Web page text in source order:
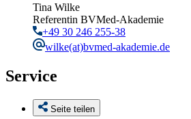
Tina Wilke
Referentin BVMed-Akademie
+49 30 246 255-38
wilke(at)bvmed-akademie.de
Service
Seite teilen